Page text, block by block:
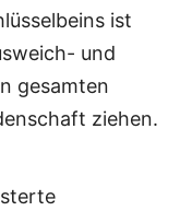
ist
und
gesamten
ziehen.